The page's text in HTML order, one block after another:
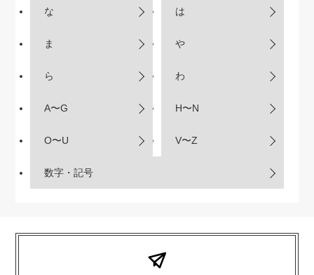
な は
ま や
ら わ
A〜G H〜N
O〜U V〜Z
数字・記号